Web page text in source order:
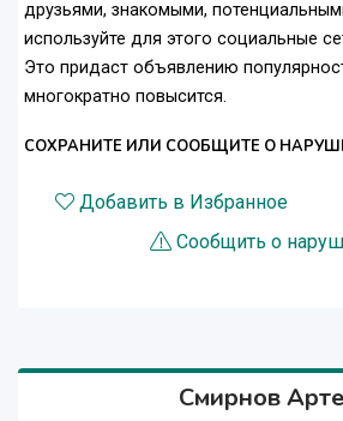
друзьями, знакомыми,
используйте для этого социальные
Это придаст объявлению
многократно повысится.
СОХРАНИТЕ ИЛИ СООБЩИТЕ О
Добавить в Избранное
Сообщить о
Смирнов